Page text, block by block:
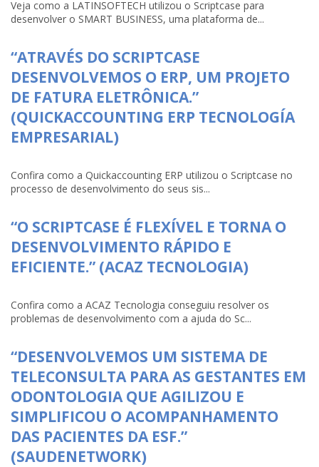
Veja como a LATINSOFTECH utilizou o Scriptcase para
desenvolver o SMART BUSINESS, uma plataforma de...
“ATRAVÉS DO SCRIPTCASE
DESENVOLVEMOS O ERP, UM PROJETO
DE FATURA ELETRÔNICA.”
(QUICKACCOUNTING ERP TECNOLOGÍA
EMPRESARIAL)
Confira como a Quickaccounting ERP utilizou o Scriptcase no
processo de desenvolvimento do seus sis...
“O SCRIPTCASE É FLEXÍVEL E TORNA O
DESENVOLVIMENTO RÁPIDO E
EFICIENTE.” (ACAZ TECNOLOGIA)
Confira como a ACAZ Tecnologia conseguiu resolver os
problemas de desenvolvimento com a ajuda do Sc...
“DESENVOLVEMOS UM SISTEMA DE
TELECONSULTA PARA AS GESTANTES EM
ODONTOLOGIA QUE AGILIZOU E
SIMPLIFICOU O ACOMPANHAMENTO
DAS PACIENTES DA ESF.”
(SAUDENETWORK)